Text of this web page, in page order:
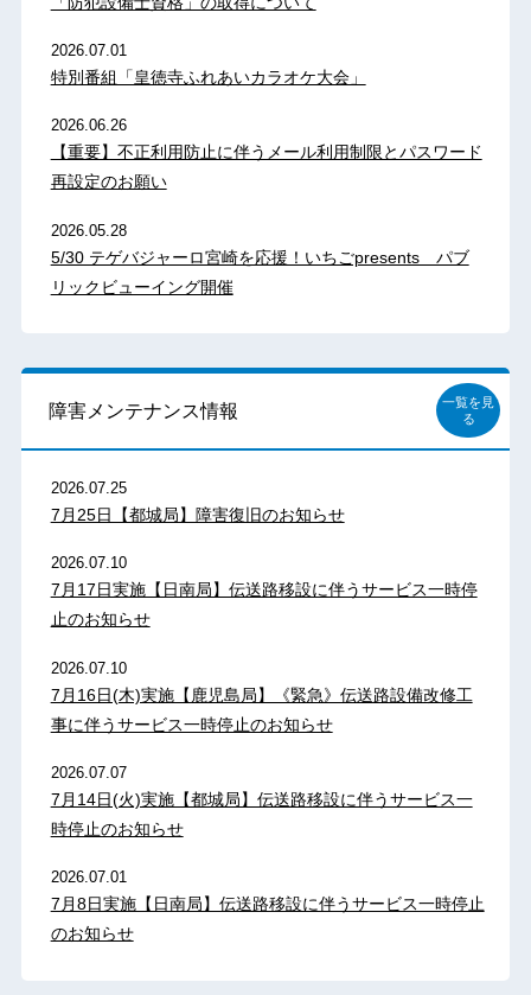
2026.07.01
特別番組「皇徳寺ふれあいカラオケ大会」
2026.06.26
【重要】不正利用防止に伴うメール利用制限とパスワード
再設定のお願い
2026.05.28
5/30 テゲバジャーロ宮崎を応援！いちごpresents パブ
リックビューイング開催
障害メンテナンス情報
一覧を見
る
2026.07.25
7月25日【都城局】障害復旧のお知らせ
2026.07.10
7月17日実施【日南局】伝送路移設に伴うサービス一時停
止のお知らせ
2026.07.10
7月16日(木)実施【鹿児島局】《緊急》伝送路設備改修工
事に伴うサービス一時停止のお知らせ
2026.07.07
7月14日(火)実施【都城局】伝送路移設に伴うサービス一
時停止のお知らせ
2026.07.01
7月8日実施【日南局】伝送路移設に伴うサービス一時停止
のお知らせ